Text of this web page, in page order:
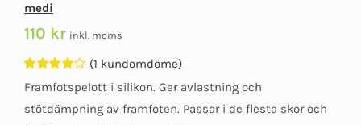
medi
110 kr inkl. moms
Betygsatt
4.00av 5
baserat på
1
kundomdöme
(1 kundomdöme)
Framfotspelott i silikon. Ger avlastning och
stötdämpning av framfoten. Passar i de flesta skor och